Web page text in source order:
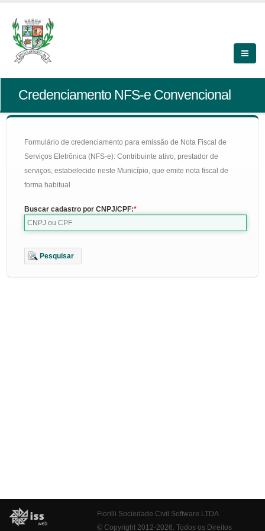
Credenciamento NFS-e Convencional
Formulário de credenciamento para emissão de Nota Fiscal de
Serviços Eletrônica (NFS-e): Contribuinte ativo, prestador de
serviços, estabelecido neste Município, que emite nota fiscal de
forma habitual
Buscar cadastro por CNPJ/CPF:
Pesquisar
Fiorilli Sociedade Civil Software LTDA
© Copyright 2012-2026. Todos os Direitos